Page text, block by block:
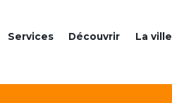
Services Découvrir La ville